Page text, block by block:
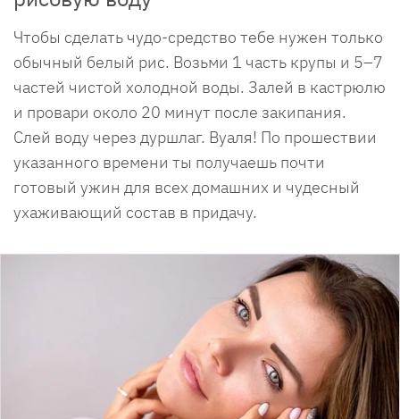
Чтобы сделать чудо-средство тебе нужен только
обычный белый рис. Возьми 1 часть крупы и 5–7
частей чистой холодной воды. Залей в кастрюлю
и провари около 20 минут после закипания.
Слей воду через дуршлаг. Вуаля! По прошествии
указанного времени ты получаешь почти
готовый ужин для всех домашних и чудесный
ухаживающий состав в придачу.